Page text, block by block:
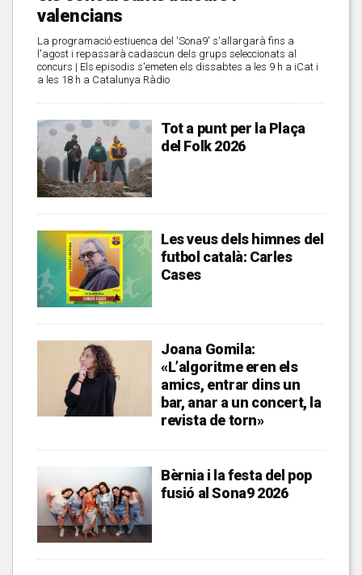
valencians
La programació estiuenca del 'Sona9' s'allargarà fins a
l'agost i repassarà cadascun dels grups seleccionats al
concurs | Els episodis s'emeten els dissabtes a les 9 h a iCat i
a les 18 h a Catalunya Ràdio
Tot a punt per la Plaça
del Folk 2026
Les veus dels himnes del
futbol català: Carles
Cases
Joana Gomila:
«L’algoritme eren els
amics, entrar dins un
bar, anar a un concert, la
revista de torn»
Bèrnia i la festa del pop
fusió al Sona9 2026